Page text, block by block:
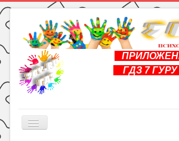
ГДЗ 7
Включить/